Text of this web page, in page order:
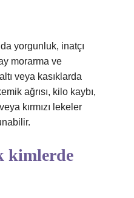
yorgunluk, inatçı
morarma ve
veya kasıklarda
ağrısı, kilo kaybı,
kırmızı lekeler
kimlerde